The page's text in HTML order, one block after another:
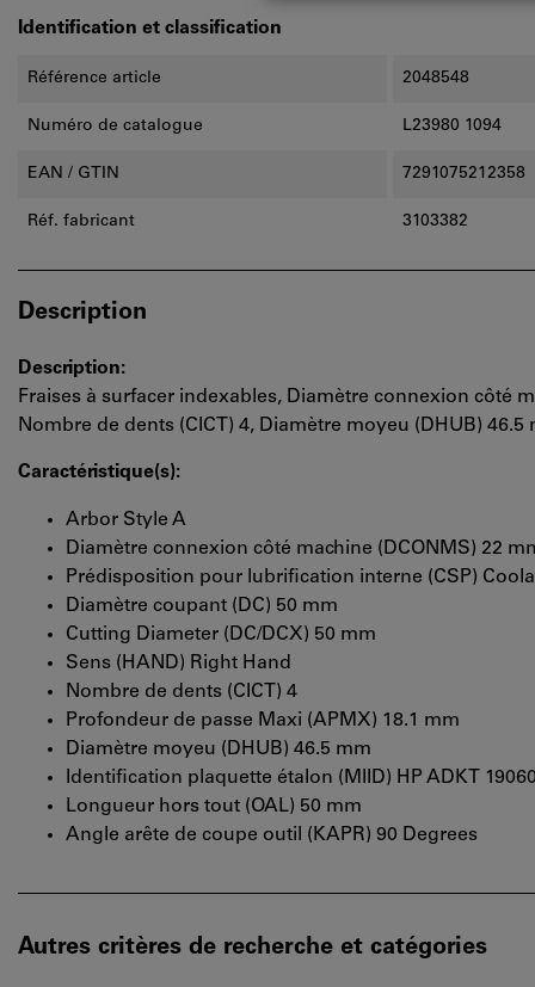
Identification et classification
Référence article 2048548
Numéro de catalogue L23980 1094
EAN / GTIN 7291075212358
Réf. fabricant 3103382
Description
Description:
Fraises à surfacer indexables, Diamètre connexion côté
Nombre de dents (CICT) 4, Diamètre moyeu (DHUB)
Caractéristique(s):
Arbor Style A
Diamètre connexion côté machine (DCONMS) 22
Prédisposition pour lubrification interne (CSP)
Diamètre coupant (DC) 50 mm
Cutting Diameter (DC/DCX) 50 mm
Sens (HAND) Right Hand
Nombre de dents (CICT) 4
Profondeur de passe Maxi (APMX) 18.1 mm
Diamètre moyeu (DHUB) 46.5 mm
Identification plaquette étalon (MIID) HP ADKT
Longueur hors tout (OAL) 50 mm
Angle arête de coupe outil (KAPR) 90 Degrees
Autres critères de recherche et catégories